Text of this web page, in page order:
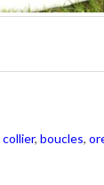
collier, boucles,